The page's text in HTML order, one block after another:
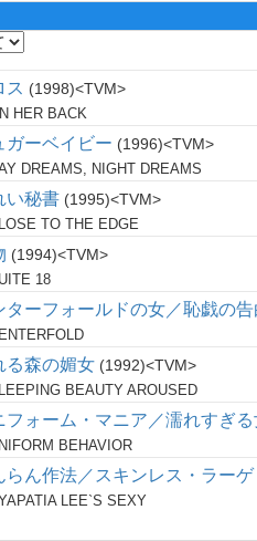
ス 1998 TVM
HER BACK
ガーベイビー 1996 TVM
DREAMS, NIGHT DREAMS
い秘書 1995 TVM
TO THE EDGE
1994 TVM
18
ターフォールドの女／恥戯の告
る森の媚女 1992 TVM
BEAUTY AROUSED
フォーム・マニア／濡れすぎる
BEHAVIOR
らん作法／スキンレス・ラーゲ
LEE`S SEXY